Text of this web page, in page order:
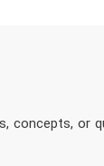
concepts, or